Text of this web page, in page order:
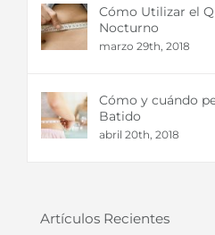
Cómo Utilizar el
Nocturno
marzo 29th, 2018
Cómo y cuándo
Batido
abril 20th, 2018
Artículos Recientes